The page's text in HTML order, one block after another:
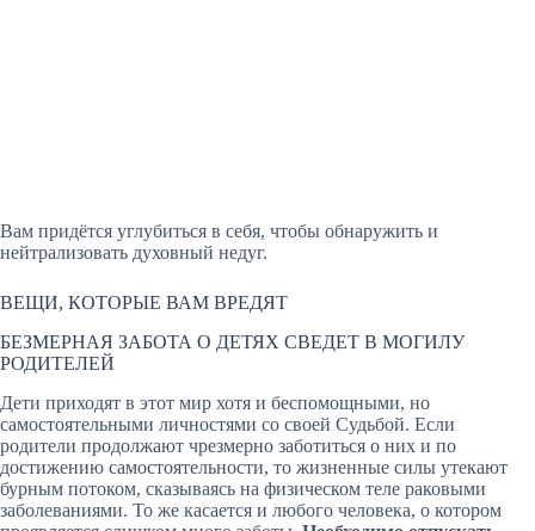
Вам придётся углубиться в себя, чтобы обнаружить и
нейтрализовать духовный недуг.
ВЕЩИ, КОТОРЫЕ ВАМ ВРЕДЯТ
БЕЗМЕРНАЯ ЗАБОТА О ДЕТЯХ СВЕДЕТ В МОГИЛУ
РОДИТЕЛЕЙ
Дети приходят в этот мир хотя и беспомощными, но
самостоятельными личностями со своей Судьбой. Если
родители продолжают чрезмерно заботиться о них и по
достижению самостоятельности, то жизненные силы утекают
бурным потоком, сказываясь на физическом теле раковыми
заболеваниями. То же касается и любого человека, о котором